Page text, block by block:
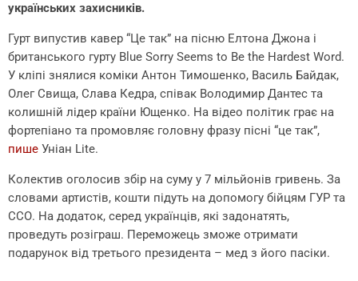
українських захисників.
Гурт випустив кавер “Це так” на пісню Елтона Джона і
британського гурту Blue Sorry Seems to Be the Hardest Word.
У кліпі знялися коміки Антон Тимошенко, Василь Байдак,
Олег Свища, Слава Кедра, співак Володимир Дантес та
колишній лідер країни Ющенко. На відео політик грає на
фортепіано та промовляє головну фразу пісні “це так”,
пише Уніан Lite.
Колектив оголосив збір на суму у 7 мільйонів гривень. За
словами артистів, кошти підуть на допомогу бійцям ГУР та
ССО. На додаток, серед українців, які задонатять,
проведуть розіграш. Переможець зможе отримати
подарунок від третього президента – мед з його пасіки.